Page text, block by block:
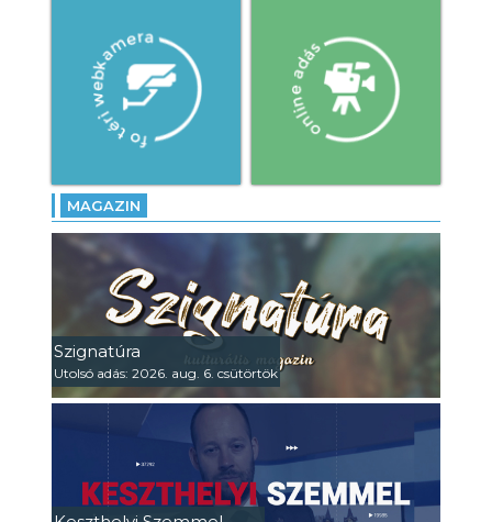
MAGAZIN
Szignatúra
Utolsó adás: 2026. aug. 6. csütörtök